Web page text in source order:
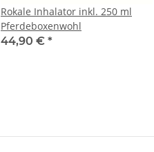
Rokale Inhalator inkl. 250 ml
Pferdeboxenwohl
44,90 € *